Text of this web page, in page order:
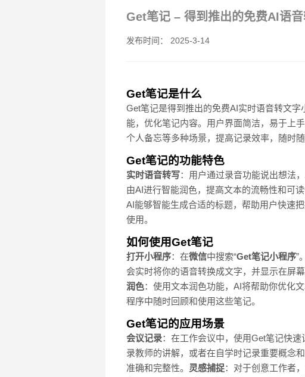
Get笔记 – 得到推出的免费AI语
发布时间： 2025-3-14
Get笔记是什么
Get笔记是得到推出的免费AI实时语音转文
能，优化笔记内容。用户界面简洁，易于上
个人备忘等多种场景，提高记录效率，随时
Get笔记的功能特色
实时语音转写：用户通过录音功能说出想法
由AI进行智能润色，提高文本的流畅性和可读
AI能够智能生成合适的标题，帮助用户快速把
使用。
如何使用Get笔记
打开小程序：在微信中搜索“Get笔记小程序”。
会实时将你的语音转换成文字，并显示在屏幕
润色：使用文本润色功能，AI将帮助你优化
程序中随时回顾和使用这些笔记。
Get笔记的应用场景
会议记录：在工作会议中，使用Get笔记快速
录教师的讲解，或者在自学时记录重要概念和
准确和完整性。 灵感捕捉：对于创意工作者